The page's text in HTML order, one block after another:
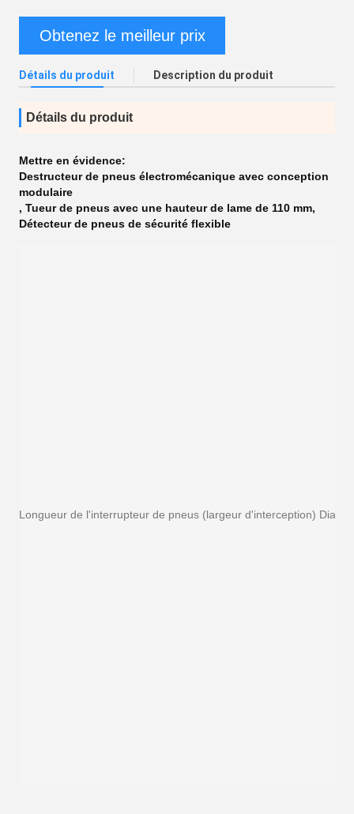
Obtenez le meilleur prix
Détails du produit Description du produit
Détails du produit
Mettre en évidence:
Destructeur de pneus électromécanique avec conception
modulaire
, Tueur de pneus avec une hauteur de lame de 110 mm,
Détecteur de pneus de sécurité flexible
Longueur de l'interrupteur de pneus (largeur d'interception)